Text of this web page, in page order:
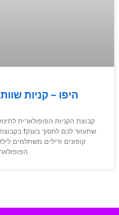
היפו – קניות
קבוצת הקניות הפופולארית
שתעזור לכם לחסוך בענק❗️
קופונים ודילים משתלמים